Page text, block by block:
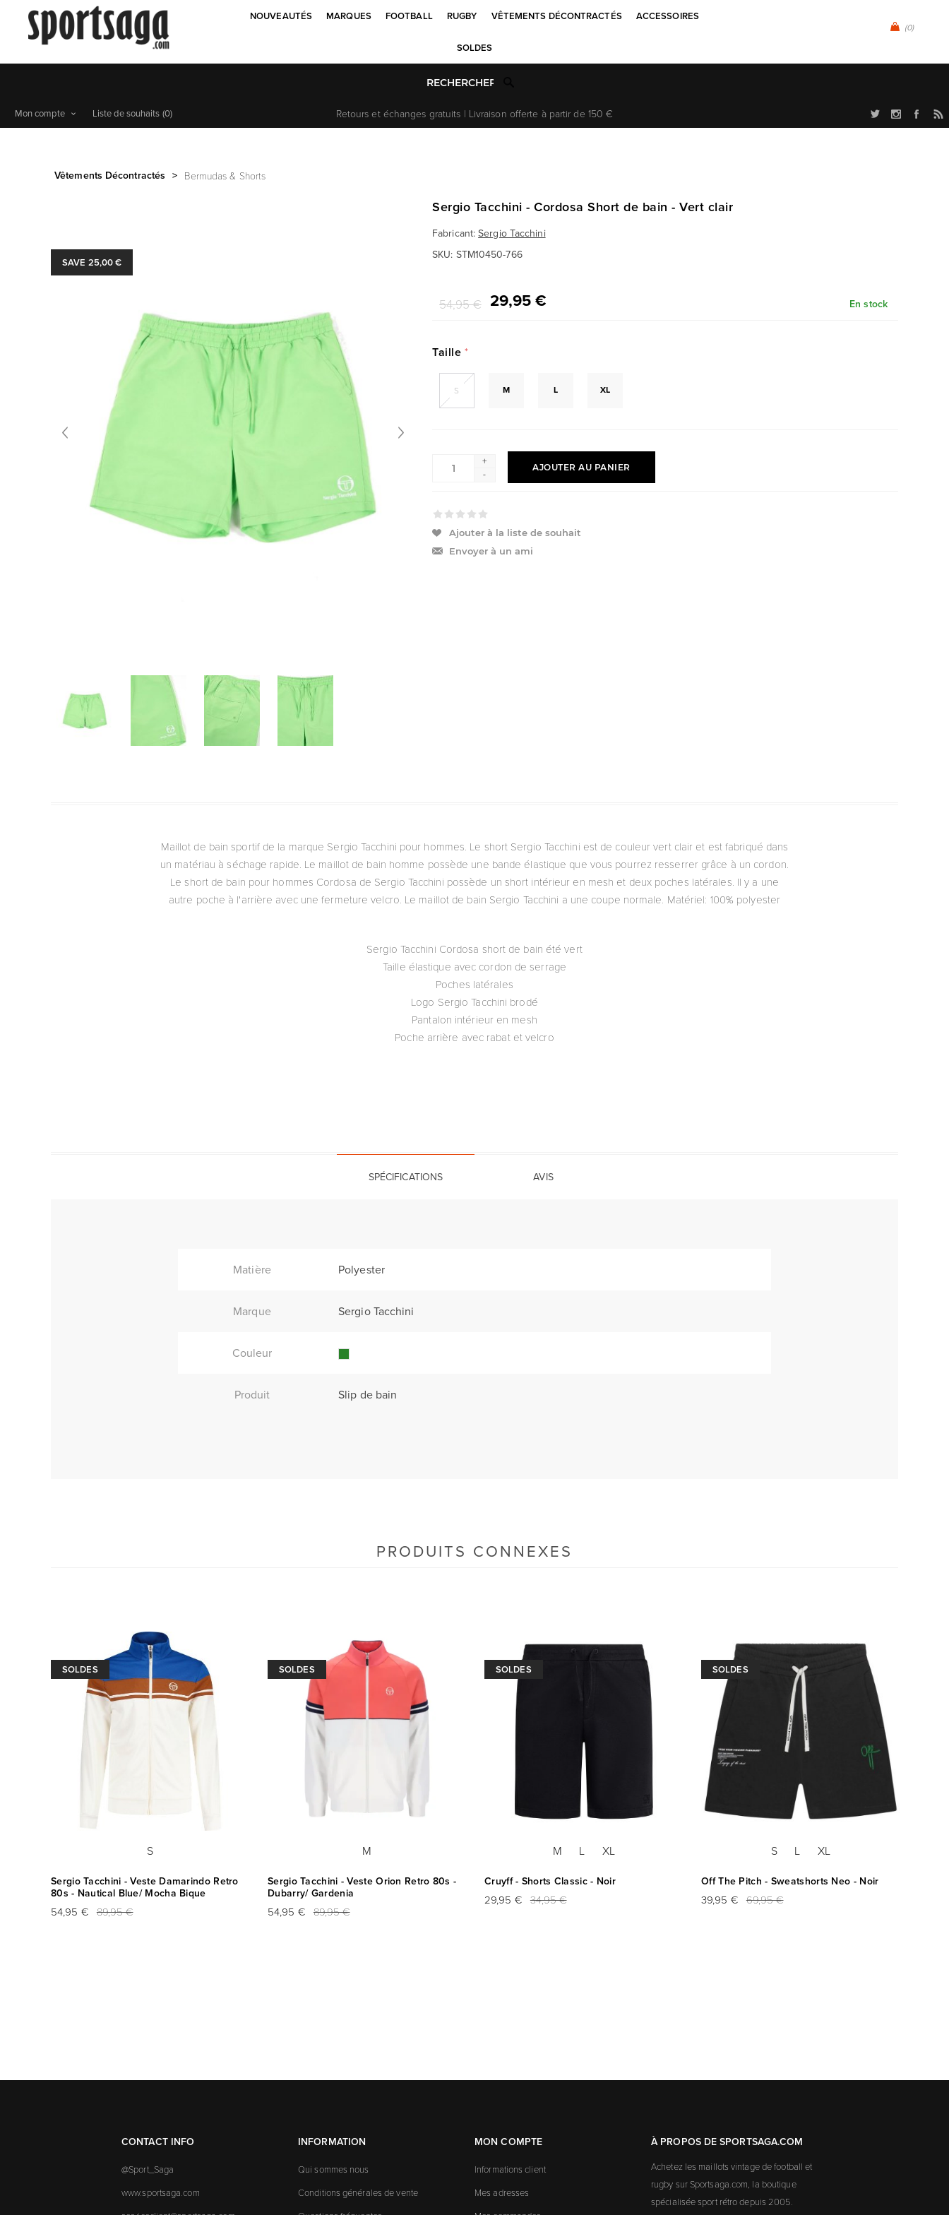
(0)
NOUVEAUTÉS MARQUES FOOTBALL RUGBY VÊTEMENTS DÉCONTRACTÉS ACCESSOIRES
SOLDES
Retours et échanges gratuits | Livraison offerte à partir de 150 €
Mon compte Liste de souhaits (0)
Vêtements Décontractés > Bermudas & Shorts
SAVE 25,00 €
Sergio Tacchini - Cordosa Short de bain - Vert clair
Fabricant:Sergio Tacchini
SKU: STM10450-766
54,95 € 29,95 € En stock
Taille *
S M L XL
+
-
AJOUTER AU PANIER
Ajouter à la liste de souhait
Envoyer à un ami
Maillot de bain sportif de la marque Sergio Tacchini pour hommes. Le short Sergio Tacchini est de couleur vert clair et est fabriqué dans
un matériau à séchage rapide. Le maillot de bain homme possède une bande élastique que vous pourrez resserrer grâce à un cordon.
Le short de bain pour hommes Cordosa de Sergio Tacchini possède un short intérieur en mesh et deux poches latérales. Il y a une
autre poche à l'arrière avec une fermeture velcro. Le maillot de bain Sergio Tacchini a une coupe normale. Matériel: 100% polyester
Sergio Tacchini Cordosa short de bain été vert
Taille élastique avec cordon de serrage
Poches latérales
Logo Sergio Tacchini brodé
Pantalon intérieur en mesh
Poche arrière avec rabat et velcro
SPÉCIFICATIONS AVIS
Matière Polyester
Marque Sergio Tacchini
Couleur
Produit Slip de bain
PRODUITS CONNEXES
SOLDES
S
Sergio Tacchini - Veste Damarindo Retro
80s - Nautical Blue/ Mocha Bique
54,95 € 89,95 €
SOLDES
M
Sergio Tacchini - Veste Orion Retro 80s -
Dubarry/ Gardenia
54,95 € 89,95 €
SOLDES
M L XL
Cruyff - Shorts Classic - Noir
29,95 € 34,95 €
SOLDES
S L XL
Off The Pitch - Sweatshorts Neo - Noir
39,95 € 69,95 €
CONTACT INFO
@Sport_Saga
www.sportsaga.com
INFORMATION
Qui sommes nous
Conditions générales de vente
MON COMPTE
Informations client
Mes adresses
À PROPOS DE SPORTSAGA.COM
Achetez les maillots vintage de football et
rugby sur Sportsaga.com, la boutique
spécialisée sport rétro depuis 2005.